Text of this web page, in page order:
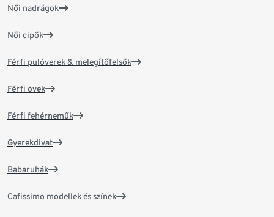
Női nadrágok
Női cipők
Férfi pulóverek & melegítőfelsők
Férfi övek
Férfi fehérneműk
Gyerekdivat
Babaruhák
Cafissimo modellek és színek